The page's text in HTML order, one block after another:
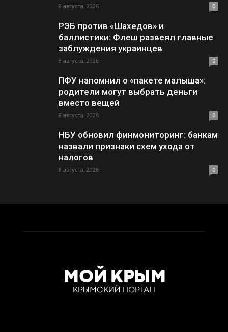
8 августа, 2026 0
РЭБ против «Шахедов» и
баллистики: Флеш развеял главные
заблуждения украинцев
8 августа, 2026 0
ПФУ напомнил о «пакете малыша»:
родители могут выбрать деньги
вместо вещей
8 августа, 2026 0
НБУ обновил финмониторинг: банкам
назвали признаки схем ухода от
налогов
8 августа, 2026 0